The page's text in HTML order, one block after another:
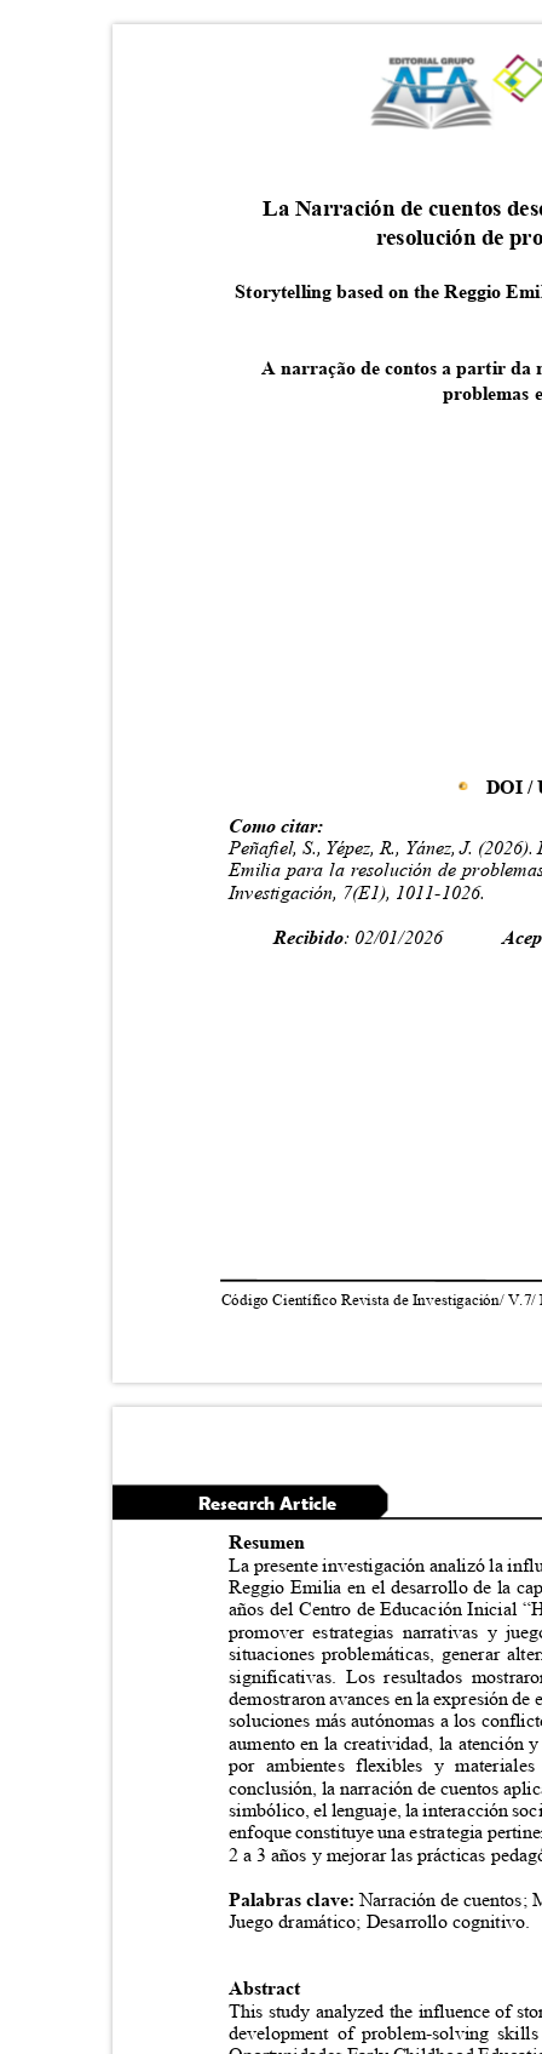
La Narración de cuentos
resolución de
Storytelling based on the Reggio
A narração de contos a partir da
problemas
DOI /
Como citar:
Peñafiel, S., Yépez, R., Yánez, J.
Emilia para la resolución de
Investigación, 7(E1), 1011-1026.
Recibido: 02/01/2026
Código Científico Revista de Investigación/
Research Article
Resumen
La presente investigación analizó la
Reggio Emilia en el desarrollo de la
años del Centro de Educación Inicial
promover estrategias narrativas y
situaciones problemáticas, generar
significativas. Los resultados
demostraron avances en la expresión
soluciones más autónomas a los
aumento en la creatividad, la atención
por ambientes flexibles y
conclusión, la narración de cuentos
simbólico, el lenguaje, la interacción
enfoque constituye una estrategia
2 a 3 años y mejorar las prácticas
Palabras clave:Narración de cuentos;
Juego dramático; Desarrollo cognitivo.
Abstract
This study analyzed the influence of
development of problem-solving